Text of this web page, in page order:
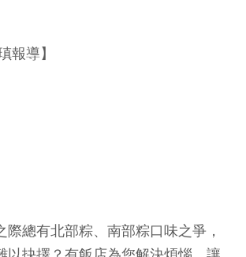
報導】
際總有北部粽、南部粽口味之爭，